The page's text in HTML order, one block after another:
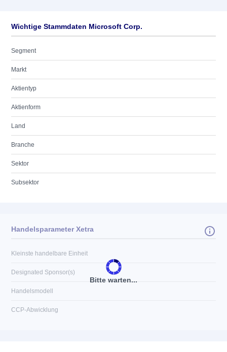
Wichtige Stammdaten Microsoft Corp.
Segment
Markt
Aktientyp
Aktienform
Land
Branche
Sektor
Subsektor
Bitte warten...
Handelsparameter Xetra
Kleinste handelbare Einheit
Designated Sponsor(s)
Handelsmodell
CCP-Abwicklung